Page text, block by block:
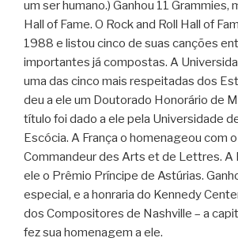
um ser humano.) Ganhou 11 Grammies,
Hall of Fame. O Rock and Roll Hall of
1988 e listou cinco de suas canções
importantes já compostas. A
uma das cinco mais respeitadas dos
deu a ele um Doutorado Honorário de
título foi dado a ele pela Universidade
Escócia. A França o homenageou com
Commandeur des Arts et de Lettres. A
ele o Prêmio Príncipe de Astúrias.
especial, e a honraria do Kennedy
dos Compositores de Nashville – a
fez sua homenagem a ele.